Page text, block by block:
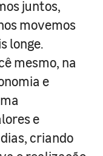
juntos,
movemos
longe.
mesmo, na
e
e
criando